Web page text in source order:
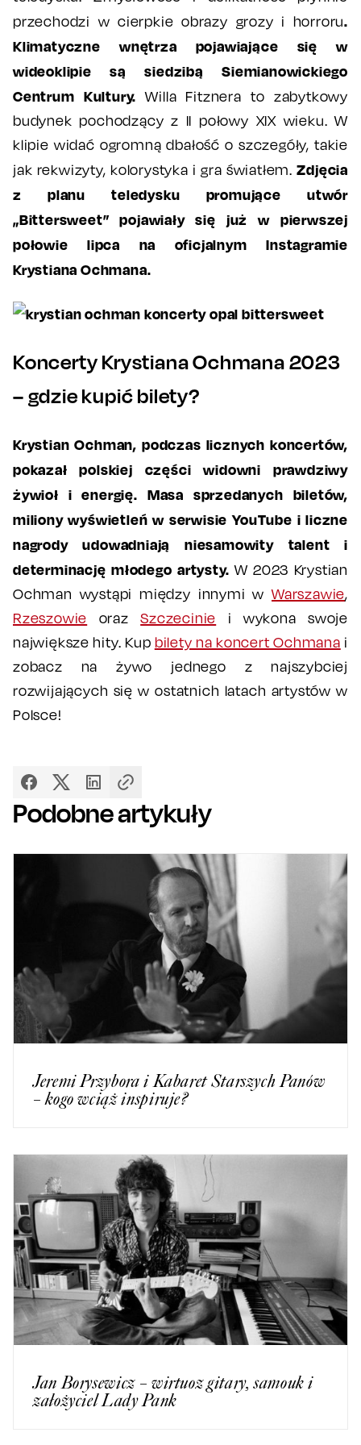
przechodzi w cierpkie obrazy grozy i horroru.
Klimatyczne wnętrza pojawiające się w
wideoklipie są siedzibą Siemianowickiego
Centrum Kultury.Willa Fitznera to zabytkowy
budynek pochodzący z II połowy XIX wieku. W
klipie widać ogromną dbałość o szczegóły, takie
jak rekwizyty, kolorystyka i gra światłem.Zdjęcia
z planu teledysku promujące utwór
„Bittersweet” pojawiały się już w pierwszej
połowie lipca na oficjalnym Instagramie
Krystiana Ochmana.
Koncerty Krystiana Ochmana 2023
– gdzie kupić bilety?
Krystian Ochman, podczas licznych koncertów,
pokazał polskiej części widowni prawdziwy
żywioł i energię. Masa sprzedanych biletów,
miliony wyświetleń w serwisie YouTube i liczne
nagrody udowadniają niesamowity talent i
determinację młodego artysty. W 2023 Krystian
Ochman wystąpi między innymi wWarszawie,
Rzeszowie orazSzczecinie i wykona swoje
największe hity. Kup bilety na koncert Ochmana i
zobacz na żywo jednego z najszybciej
rozwijających się w ostatnich latach artystów w
Polsce!
Podobne artykuły
Jeremi Przybora i Kabaret Starszych Panów
– kogo wciąż inspiruje?
Jan Borysewicz – wirtuoz gitary, samouk i
założyciel Lady Pank